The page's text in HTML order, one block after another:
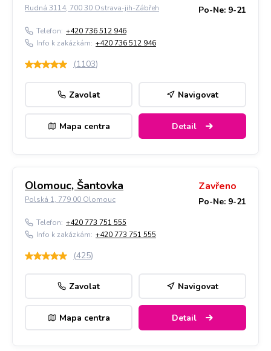
Rudná 3114, 700 30 Ostrava-jih-Zábřeh Po-Ne: 9-21
Telefon: +420 736 512 946
Info k zakázkám: +420 736 512 946
(1103)
Zavolat Navigovat
Mapa centra Detail
Olomouc, Šantovka
Polská 1, 779 00 Olomouc
Zavřeno
Po-Ne: 9-21
Telefon: +420 773 751 555
Info k zakázkám: +420 773 751 555
(425)
Zavolat Navigovat
Mapa centra Detail